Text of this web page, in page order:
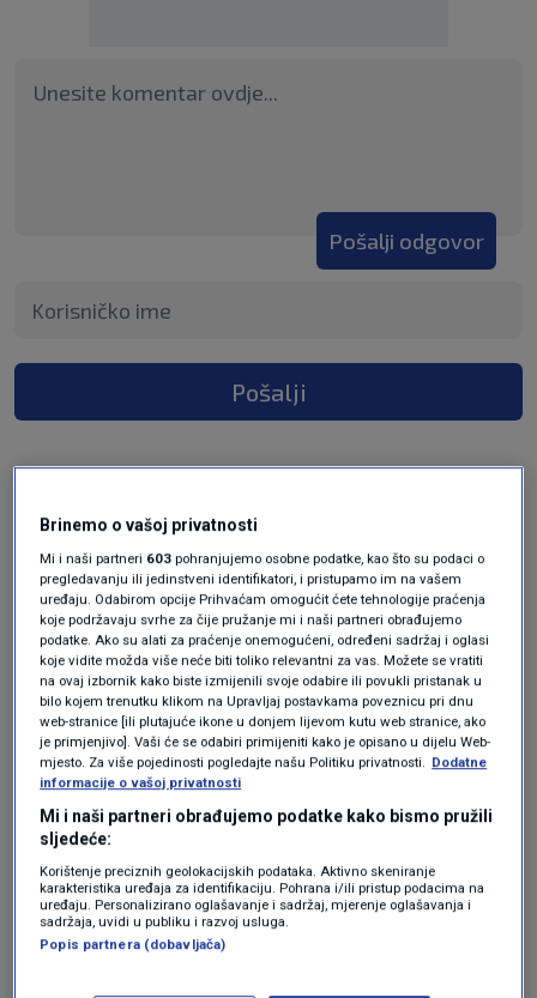
Pošalji odgovor
Pošalji
Oglas
Brinemo o vašoj privatnosti
Mi i naši partneri 603 pohranjujemo osobne podatke, kao što su podaci o
pregledavanju ili jedinstveni identifikatori, i pristupamo im na vašem
uređaju. Odabirom opcije Prihvaćam omogućit ćete tehnologije praćenja
koje podržavaju svrhe za čije pružanje mi i naši partneri obrađujemo
podatke. Ako su alati za praćenje onemogućeni, određeni sadržaj i oglasi
koje vidite možda više neće biti toliko relevantni za vas. Možete se vratiti
na ovaj izbornik kako biste izmijenili svoje odabire ili povukli pristanak u
bilo kojem trenutku klikom na Upravljaj postavkama poveznicu pri dnu
web-stranice [ili plutajuće ikone u donjem lijevom kutu web stranice, ako
je primjenjivo]. Vaši će se odabiri primijeniti kako je opisano u dijelu Web-
mjesto. Za više pojedinosti pogledajte našu Politiku privatnosti.
Dodatne
informacije o vašoj privatnosti
Mi i naši partneri obrađujemo podatke kako bismo pružili
sljedeće:
Korištenje preciznih geolokacijskih podataka. Aktivno skeniranje
karakteristika uređaja za identifikaciju. Pohrana i/ili pristup podacima na
uređaju. Personalizirano oglašavanje i sadržaj, mjerenje oglašavanja i
sadržaja, uvidi u publiku i razvoj usluga.
Popis partnera (dobavljača)